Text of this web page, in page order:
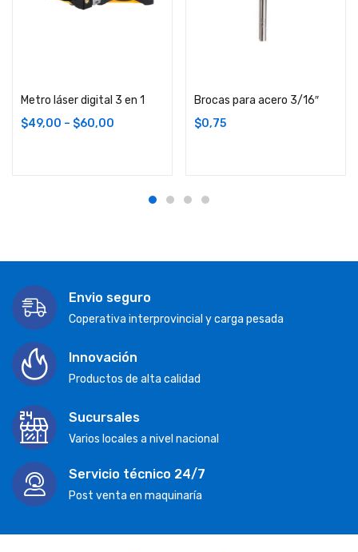
Metro láser digital 3 en 1
$49,00 – $60,00
Brocas para acero 3/16″
$0,75
Envio seguro
Coperativa interprovincial y carga pesada
Innovación
Productos de alta calidad
Sucursales
Varios locales a nivel nacional
Servicio técnico 24/7
Post venta en maquinaría